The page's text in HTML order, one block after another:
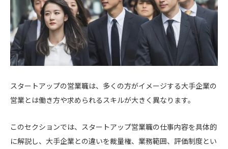
スタートアップの営業職は、多くの方がイメージする大手企業の
営業とは働き方や求められるスキルが大きく異なります。
このセクションでは、スタートアップ営業職の仕事内容を具体的
に解説し、大手企業との違いを裁量権、業務範囲、評価制度とい